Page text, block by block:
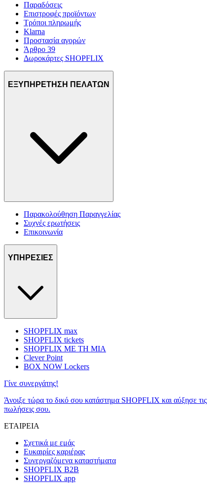
Παραδόσεις
Επιστροφές προϊόντων
Τρόποι πληρωμής
Klarna
Προστασία αγορών
Άρθρο 39
Δωροκάρτες SHOPFLIX
ΕΞΥΠΗΡΕΤΗΣΗ ΠΕΛΑΤΩΝ
Παρακολούθηση Παραγγελίας
Συχνές ερωτήσεις
Επικοινωνία
ΥΠΗΡΕΣΙΕΣ
SHOPFLIX max
SHOPFLIX tickets
SHOPFLIX ΜΕ ΤΗ ΜΙΑ
Clever Point
BOX NOW Lockers
Γίνε συνεργάτης!
Άνοιξε τώρα το δικό σου κατάστημα SHOPFLIX και αύξησε τις
πωλήσεις σου.
ΕΤΑΙΡΕΙΑ
Σχετικά με εμάς
Ευκαιρίες καριέρας
Συνεργαζόμενα καταστήματα
SHOPFLIX B2B
SHOPFLIX app